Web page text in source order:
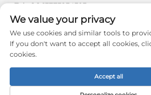
Tel:+86-13773234393
E-mail: [email protected]
Všechna práva vyhrazena © 2024
XINMAO DRINK MACHINERY
ochrany osobních údajů
We value your privacy
We use cookies and similar tools to
If you don't want to accept all cookies,
cookies.
Accept all